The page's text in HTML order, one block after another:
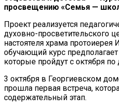
просвещению «Семья —
Проект реализуется
духовно-просветительского
настоятеля храма протоиерея
обучающий курс
которые пройдут с октября по
3 октября в Георгиевском
прошла первая встреча,
содержательный этап.